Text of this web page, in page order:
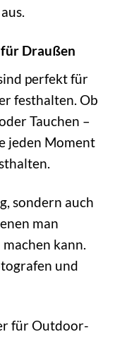
Draußen
perfekt für
festhalten. Ob
Tauchen –
jeden Moment
sondern auch
man
kann.
und
für Outdoor-